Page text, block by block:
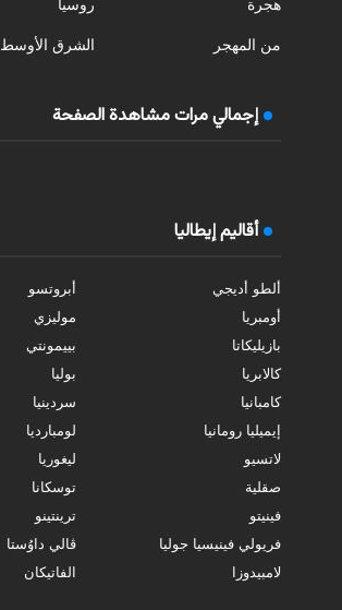
هجرة
من المهجر
روسيا
الشرق الأوسط
إجمالي مرات مشاهدة الصفحة
أقاليم إيطاليا
ألطو أديجي
أبروتسو
أومبريا
موليزي
بازيليكاتا
بييمونتي
كالابريا
بوليا
كامبانيا
سردينيا
إيميليا رومانيا
لومبارديا
لاتسيو
ليغوريا
صقلية
توسكانا
فينيتو
ترينتينو
فريولي فينيسيا جوليا
ڤالي داوُستا
لامبيدوزا
الفاتيكان